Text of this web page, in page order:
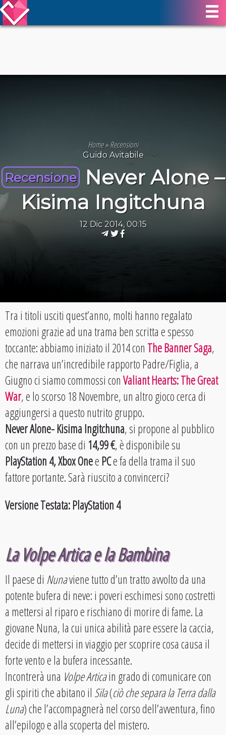
Home»Recensioni
Guido Avitabile
Recensione
Never Alone –
Kisima Ingitchuna
12 Dic 2014, 00:15
Tra i titoli usciti quest’anno, molti hanno regalato
emozioni grazie ad una trama ben scritta e spesso
toccante: abbiamo iniziato il 2014 con The Banner Saga,
che narrava un’incredibile rapporto Padre/Figlia, a
Giugno ci siamo commossi conValiant Hearts: The Great
War, e lo scorso 18 Novembre, un altro gioco cerca di
aggiungersi a questo nutrito gruppo.
Never Alone- Kisima Ingitchuna, si propone al pubblico
con un prezzo base di 14,99 €, è disponibile su
PlayStation 4, Xbox OneePCe fa della trama il suo
fattore portante. Sarà riuscito a convincerci?
Versione Testata: PlayStation 4
La Volpe Artica e la Bambina
Il paese di Nunaviene tutto d’un tratto avvolto da una
potente bufera di neve: i poveri eschimesi sono costretti
a mettersi al riparo e rischiano di morire di fame. La
giovane Nuna, la cui unica abilità pare essere la caccia,
decide di mettersi in viaggio per scoprire cosa causa il
forte vento e la bufera incessante.
Incontrerà una Volpe Articain grado di comunicare con
gli spiriti che abitano il Sila(ciò che separa la Terra dalla
Luna) che l’accompagnerà nel corso dell’avventura, fino
all’epilogo e alla scoperta del mistero.